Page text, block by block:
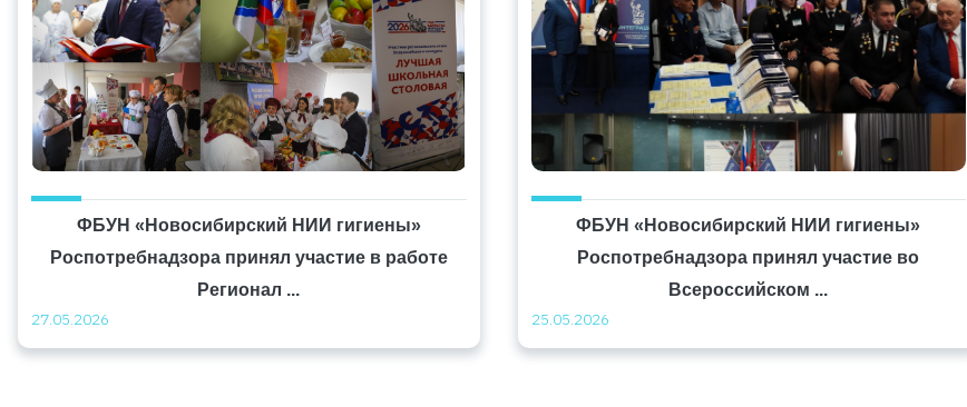
ФБУН «Новосибирский НИИ гигиены»
Роспотребнадзора принял участие в работе
Регионал ...
27.05.2026
ФБУН «Новосибирский НИИ гигиены»
Роспотребнадзора принял участие во
Всероссийском ...
25.05.2026